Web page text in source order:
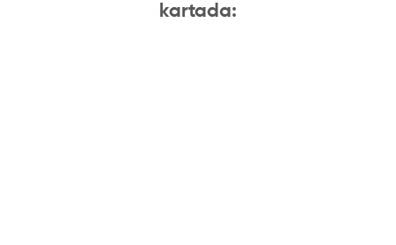
kartada: